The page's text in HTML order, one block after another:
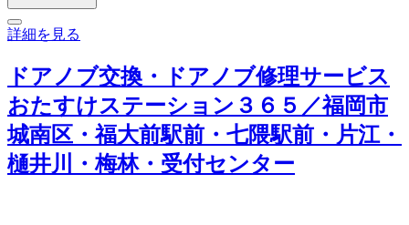
詳細を見る
ドアノブ交換・ドアノブ修理サービス
おたすけステーション３６５／福岡市
城南区・福大前駅前・七隈駅前・片江・
樋井川・梅林・受付センター